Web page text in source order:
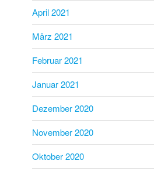
April 2021
März 2021
Februar 2021
Januar 2021
Dezember 2020
November 2020
Oktober 2020